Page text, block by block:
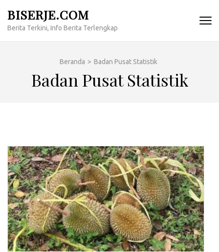
konten
BISERJE.COM
Berita Terkini, Info Berita Terlengkap
Beranda > Badan Pusat Statistik
Badan Pusat Statistik